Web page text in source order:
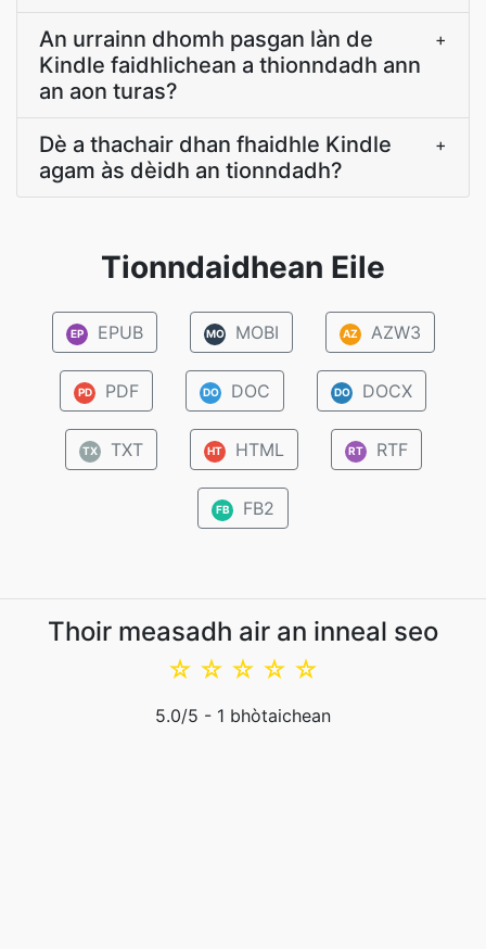
An urrainn dhomh pasgan làn de
Kindle faidhlichean a thionndadh ann
an aon turas?
+
Dè a thachair dhan fhaidhle Kindle
agam às dèidh an tionndadh?
+
Tionndaidhean Eile
EP EPUB MO MOBI AZ AZW3
PD PDF DO DOC DO DOCX
TX TXT HT HTML RT RTF
FB FB2
Thoir measadh air an inneal seo
☆
☆
☆
☆
☆
5.0/5 - 1 bhòtaichean